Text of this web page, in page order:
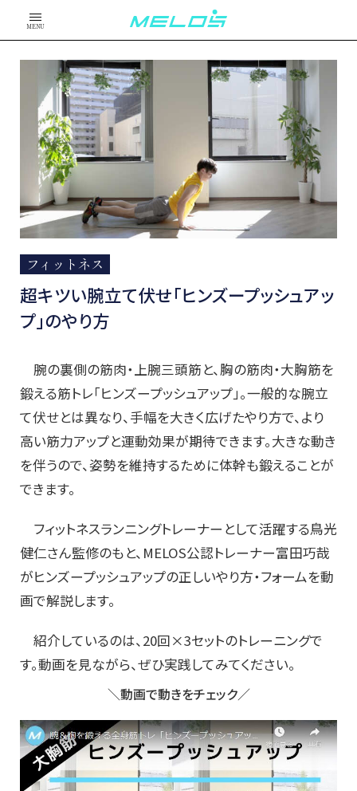
MENU
フィットネス
超キツい腕立て伏せ「ヒンズープッシュアッ
プ」のやり方
腕の裏側の筋肉・上腕三頭筋と、胸の筋肉・大胸筋を
鍛える筋トレ「ヒンズープッシュアップ」。一般的な腕立
て伏せとは異なり、手幅を大きく広げたやり方で、より
高い筋力アップと運動効果が期待できます。大きな動き
を伴うので、姿勢を維持するために体幹も鍛えることが
できます。
フィットネスランニングトレーナーとして活躍する鳥光
健仁さん監修のもと、MELOS公認トレーナー富田巧哉
がヒンズープッシュアップの正しいやり方・フォームを動
画で解説します。
紹介しているのは、20回×3セットのトレーニングで
す。動画を見ながら、ぜひ実践してみてください。
＼動画で動きをチェック／